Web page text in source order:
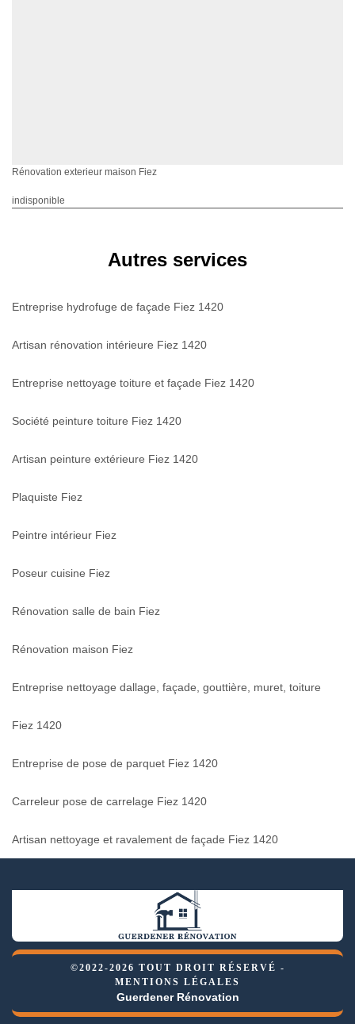
Rénovation exterieur maison Fiez
indisponible
Autres services
Entreprise hydrofuge de façade Fiez 1420
Artisan rénovation intérieure Fiez 1420
Entreprise nettoyage toiture et façade Fiez 1420
Société peinture toiture Fiez 1420
Artisan peinture extérieure Fiez 1420
Plaquiste Fiez
Peintre intérieur Fiez
Poseur cuisine Fiez
Rénovation salle de bain Fiez
Rénovation maison Fiez
Entreprise nettoyage dallage, façade, gouttière, muret, toiture
Fiez 1420
Entreprise de pose de parquet Fiez 1420
Carreleur pose de carrelage Fiez 1420
Artisan nettoyage et ravalement de façade Fiez 1420
©2022-2026 TOUT DROIT RÉSERVÉ -
MENTIONS LÉGALES
Guerdener Rénovation